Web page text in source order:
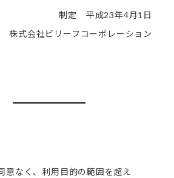
制定 平成23年4月1 日
株式会社ビリーフコーポレーション
意なく、利用目的の範囲を超え